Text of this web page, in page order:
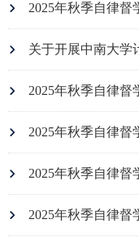
2025年秋季自律督
2025年秋季自律督
2025年秋季自律督
2025年秋季自律督
2025年秋季自律督